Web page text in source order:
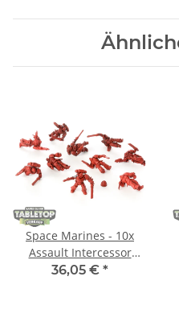
Space Marines - 10x
Assault Intercessor
Squad - grundiert
36,05 € *